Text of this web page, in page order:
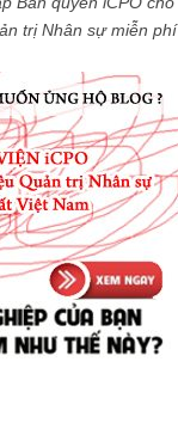
trị Nhân sự miễn phí